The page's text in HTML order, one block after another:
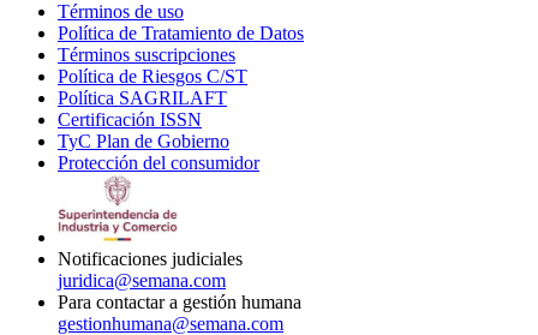
Términos de uso
in
new
window
Política de Tratamiento de Datos
Términos suscripciones
in
Política de Riesgos C/ST
Política SAGRILAFT
new
window
Certificación ISSN
in
new
TyC Plan de Gobierno
in
Protección del consumidorOpens
Notificaciones judiciales
juridica@semana.com
Para contactar a gestión humana
gestionhumana@semana.com